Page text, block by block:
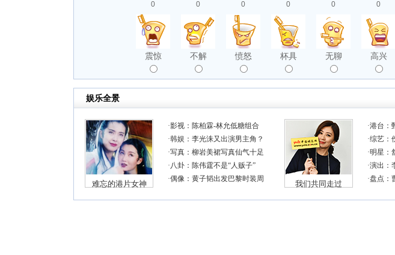
0
震惊
0
不解
0
愤怒
0
杯具
0
无聊
0
高兴